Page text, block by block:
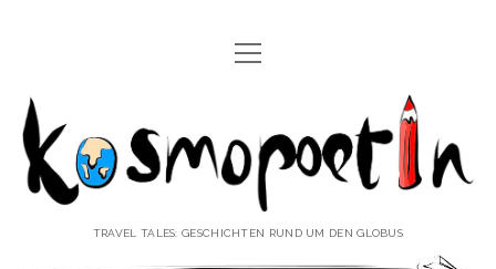
REISEREPORTAGEN
REISEPOESIE
REISEKOLUMNEN
Menü
öffnen
Kosmopoetin
TRAVEL TALES: GESCHICHTEN RUND UM DEN GLOBUS